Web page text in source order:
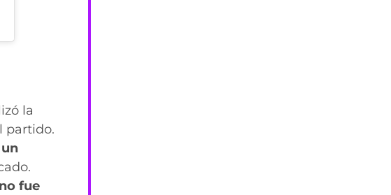
la
partido.
fue